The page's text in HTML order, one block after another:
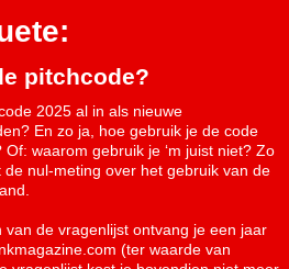
pitchcode?
2025 al in als nieuwe
En zo ja, hoe gebruik je de code
waarom gebruik je ‘m juist niet? Zo
nul-meting over het gebruik van de
van de vragenlijst ontvang je een jaar
(ter waarde van